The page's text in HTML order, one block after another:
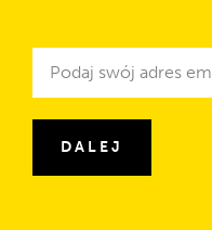
Newsletter
DALEJ